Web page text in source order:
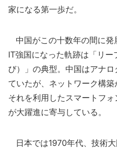
家になる第一歩だ。
中国がこの十数年の間に発
IT強国になった軌跡は「リ
び）」の典型。中国はアナ
ていたが、ネットワーク構築
それを利用したスマートフ
が大躍進に寄与している。
日本では1970年代、技術